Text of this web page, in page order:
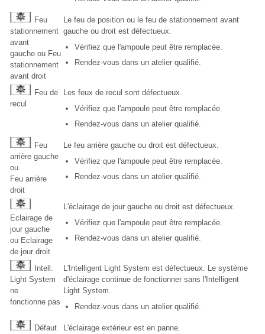
Feu
stationnement
avant
gauche ou Feu
stationnement
avant droit
Le feu de position ou le feu de stationnement avant
gauche ou droit est défectueux.
Vérifiez que l'ampoule peut être remplacée.
Rendez-vous dans un atelier qualifié.
Feu de
recul
Les feux de recul sont défectueux.
Vérifiez que l'ampoule peut être remplacée.
Rendez-vous dans un atelier qualifié.
Feu
arrière gauche
ou
Feu arrière
droit
Le feu arrière gauche ou droit est défectueux.
Vérifiez que l'ampoule peut être remplacée.
Rendez-vous dans un atelier qualifié.
Eclairage de
jour gauche
ou Eclairage
de jour droit
L'éclairage de jour gauche ou droit est défectueux.
Vérifiez que l'ampoule peut être remplacée.
Rendez-vous dans un atelier qualifié.
Intell.
Light System
ne
fonctionne pas
L'Intelligent Light System est défectueux. Le système
d'éclairage continue de fonctionner sans l'Intelligent
Light System.
Rendez-vous dans un atelier qualifié.
Défaut
L'éclairage extérieur est en panne.